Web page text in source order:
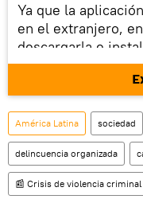
Ya que la
en el extranjero, en
descargarla e
móvil (¡solo para
También tenemos
social rusa VK .
América Latina sociedad
delincuencia organizada
📰 Crisis de violencia